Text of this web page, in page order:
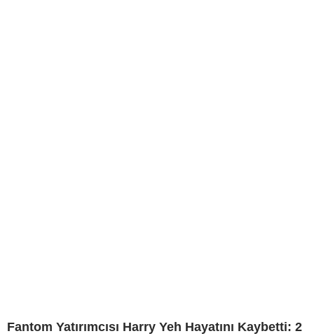
Fantom Yatırımcısı Harry Yeh Hayatını Kaybetti: 2